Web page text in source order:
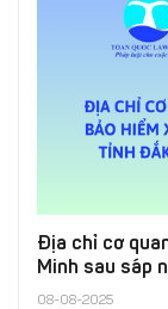
Địa chỉ cơ
Minh sau sáp
08-08-2025